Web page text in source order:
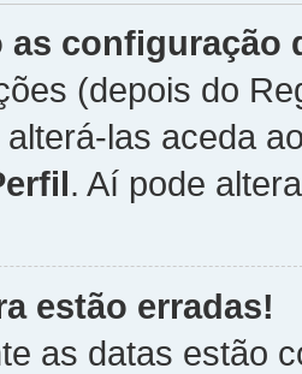
as configuração
(depois do
alterá-las aceda
. Aí pode
estão erradas!
as datas estão